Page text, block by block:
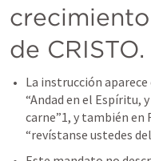
de CRISTO.
La instrucción aparece
“Andad en el Espíritu,
carne”1, y también en
“revístanse ustedes